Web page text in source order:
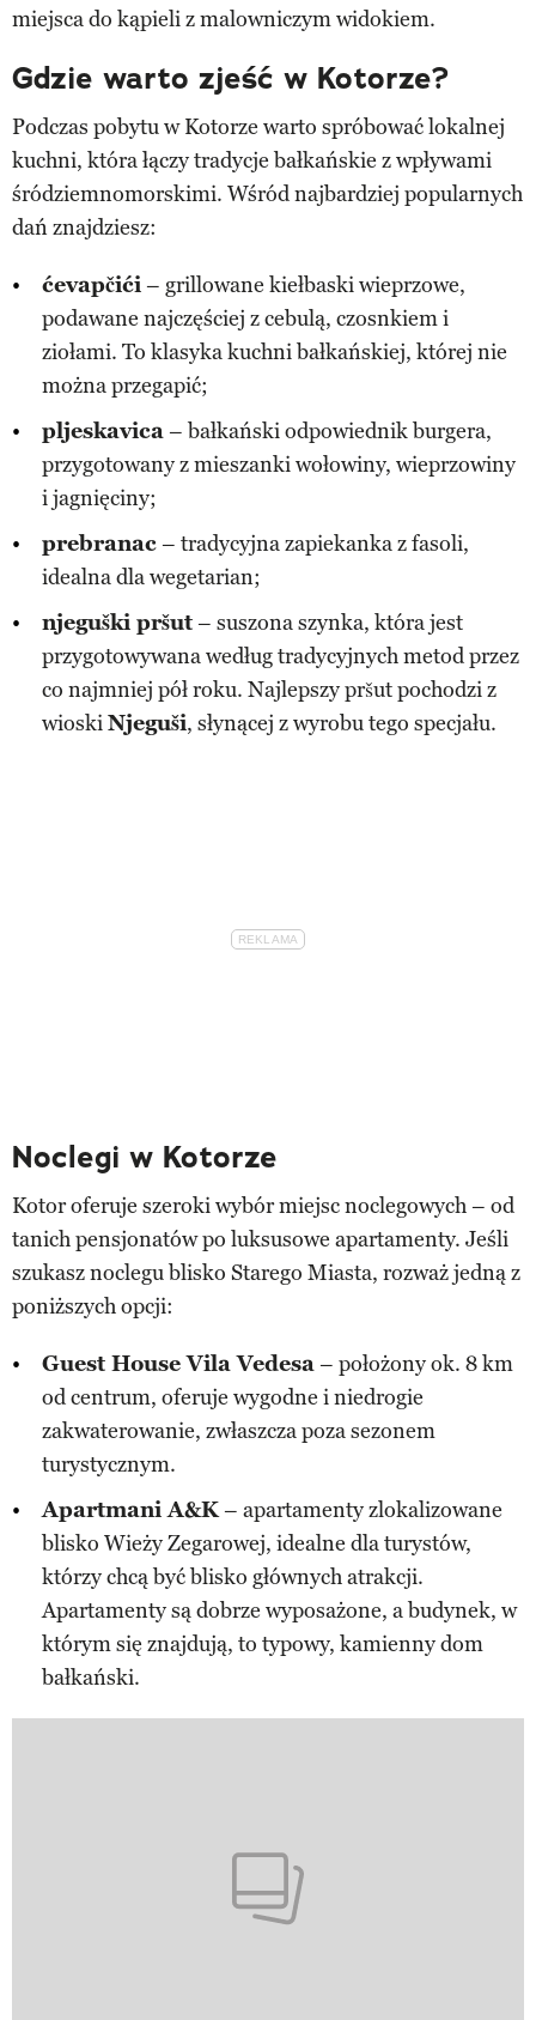
miejsca do kąpieli z malowniczym widokiem.
Gdzie warto zjeść w Kotorze?
Podczas pobytu w Kotorze warto spróbować lokalnej
kuchni, która łączy tradycje bałkańskie z wpływami
śródziemnomorskimi. Wśród najbardziej popularnych
dań znajdziesz:
ćevapčići– grillowane kiełbaski wieprzowe,
podawane najczęściej z cebulą, czosnkiem i
ziołami. To klasyka kuchni bałkańskiej, której nie
można przegapić;
pljeskavica– bałkański odpowiednik burgera,
przygotowany z mieszanki wołowiny, wieprzowiny
i jagnięciny​;
prebranac– tradycyjna zapiekanka z fasoli,
idealna dla wegetarian​;
njeguški pršut– suszona szynka, która jest
przygotowywana według tradycyjnych metod przez
co najmniej pół roku. Najlepszy pršut pochodzi z
wioskiNjeguši, słynącej z wyrobu tego specjału​.
Noclegi w Kotorze
Kotor oferuje szeroki wybór miejsc noclegowych – od
tanich pensjonatów po luksusowe apartamenty. Jeśli
szukasz noclegu blisko Starego Miasta, rozważ jedną z
poniższych opcji:
Guest House Vila Vedesa– położony ok. 8 km
od centrum, oferuje wygodne i niedrogie
zakwaterowanie, zwłaszcza poza sezonem
turystycznym​.
Apartmani A&K– apartamenty zlokalizowane
blisko Wieży Zegarowej, idealne dla turystów,
którzy chcą być blisko głównych atrakcji.
Apartamenty są dobrze wyposażone, a budynek, w
którym się znajdują, to typowy, kamienny dom
bałkański​.